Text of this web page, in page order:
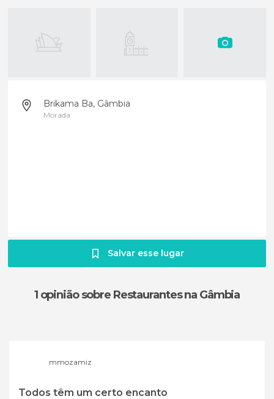
Brikama Ba, Gâmbia
Morada
Salvar esse lugar
1 opiniãosobre Restaurantes na Gâmbia
mmozamiz
Todos têm um certo encanto